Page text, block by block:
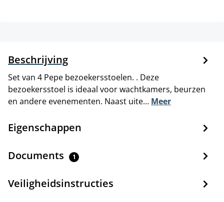
Beschrijving
Set van 4 Pepe bezoekersstoelen. . Deze
bezoekersstoel is ideaal voor wachtkamers, beurzen
en andere evenementen. Naast uite… Meer
Eigenschappen
Documents 1
Veiligheidsinstructies